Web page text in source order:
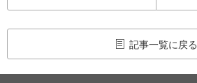
記事一覧に戻る